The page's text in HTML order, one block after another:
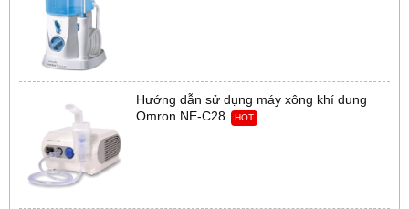
Hướng dẫn sử dụng máy xông khí dung
Omron NE-C28
HOT